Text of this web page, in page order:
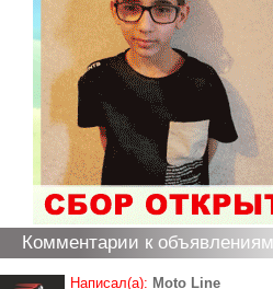
Комментарии к объявлениям
Написал(а): Moto Line